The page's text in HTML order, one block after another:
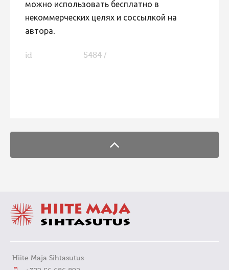
можно использовать бесплатно в
некоммерческих целях и соссылкой на
автора.
id 5484 /
Hiite Maja Sihtasutus